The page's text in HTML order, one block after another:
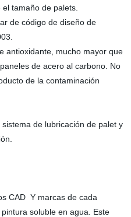
tamaño de palets.
de código de diseño de
antioxidante, mucho mayor que
de acero al carbono. No
de la contaminación
de lubricación de palet y
CAD Y marcas de cada
soluble en agua. Este